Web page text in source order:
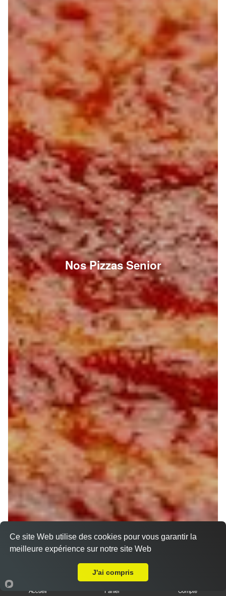
Nos Pizzas Senior
Accueil Panier Compte
Ce site Web utilise des cookies pour vous garantir la
meilleure expérience sur notre site Web
J'ai compris